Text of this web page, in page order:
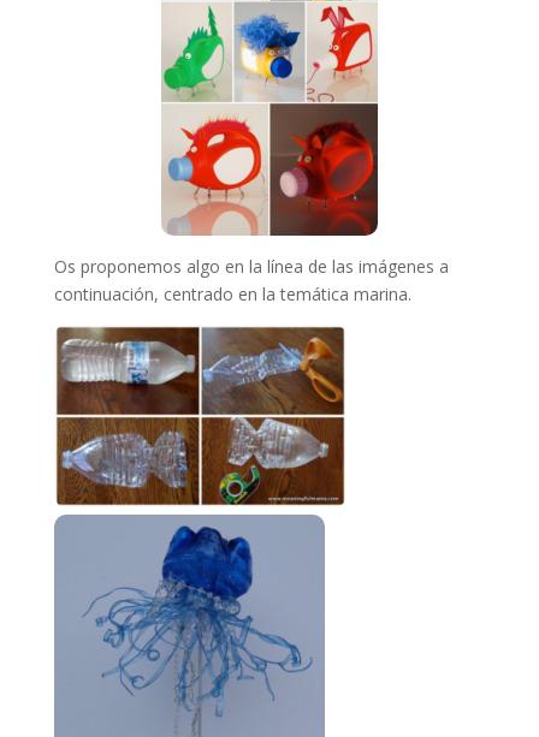
Os proponemos algo en la línea de las imágenes a
continuación, centrado en la temática marina.